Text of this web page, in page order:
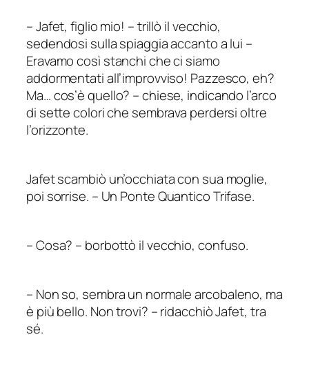
–Jafet, figlio mio! –trillò il vecchio,
sedendosi sulla spiaggia accanto a lui –
Eravamo così stanchi che ci siamo
addormentati all’improvviso! Pazzesco, eh?
Ma… cos’è quello? – chiese, indicando l’arco
di sette colori che sembrava perdersi oltre
l’orizzonte.
Jafet scambiò un’occhiata con sua moglie,
poi sorrise. – Un Ponte Quantico Trifase.
–Cosa? – borbottò il vecchio, confuso.
– Non so, sembra un normale arcobaleno, ma
è più bello. Non trovi? –ridacchiò Jafet, tra
sé.